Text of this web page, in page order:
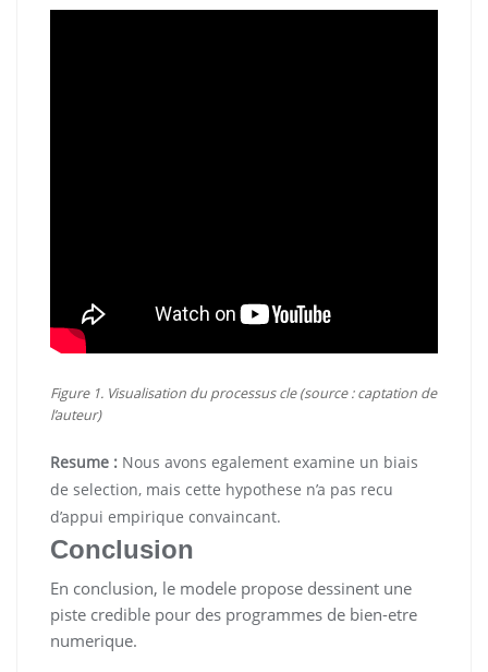
Figure 1. Visualisation du processus cle (source : captation de
l’auteur)
Resume : Nous avons egalement examine un biais
de selection, mais cette hypothese n’a pas recu
d’appui empirique convaincant.
Conclusion
En conclusion, le modele propose dessinent une
piste credible pour des programmes de bien-etre
numerique.